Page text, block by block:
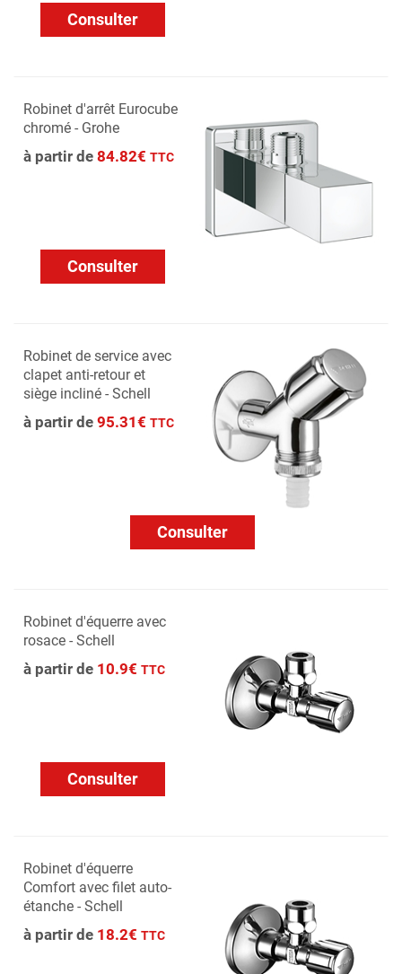
Consulter
Robinet d'arrêt Eurocube
chromé - Grohe
à partir de 84.82€ TTC
Consulter
Robinet de service avec
clapet anti-retour et
siège incliné - Schell
à partir de 95.31€ TTC
Consulter
Robinet d'équerre avec
rosace - Schell
à partir de 10.9€ TTC
Consulter
Robinet d'équerre
Comfort avec filet auto-
étanche - Schell
à partir de 18.2€ TTC